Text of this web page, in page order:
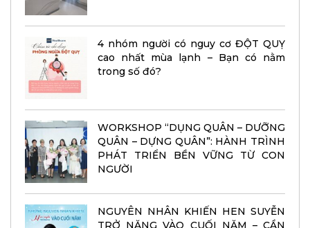
4 nhóm người có nguy cơ ĐỘT QUỴ
cao nhất mùa lạnh – Bạn có nằm
trong số đó?
WORKSHOP “DỤNG QUÂN – DƯỠNG
QUÂN – DỰNG QUÂN”: HÀNH TRÌNH
PHÁT TRIỂN BỀN VỮNG TỪ CON
NGƯỜI
NGUYÊN NHÂN KHIẾN HEN SUYỄN
TRỞ NẶNG VÀO CUỐI NĂM – CẦN